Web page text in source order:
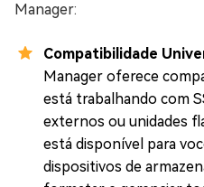
Manager:
Compatibilidade
Manager oferece
está trabalhando com
externos ou unidades
está disponível para
dispositivos de